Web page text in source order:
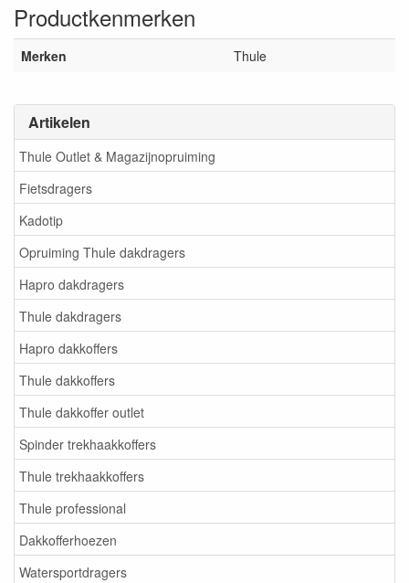
Artikelen
Thule Outlet & Magazijnopruiming
Fietsdragers
Kadotip
Opruiming Thule dakdragers
Hapro dakdragers
Thule dakdragers
Hapro dakkoffers
Thule dakkoffers
Thule dakkoffer outlet
Spinder trekhaakkoffers
Thule trekhaakkoffers
Thule professional
Dakkofferhoezen
Watersportdragers
Productkenmerken
Merken Thule